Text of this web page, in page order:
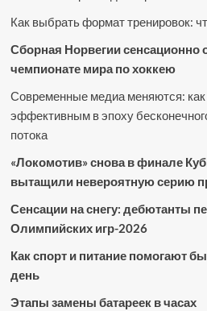
Как выбрать формат тренировок:
Сборная Норвегии
чемпионате мира по хоккею
Современные медиа меняются: как
эффективным в эпоху
потока
«Локомотив» снова в финале
вытащили невероятную серию
Сенсации на снегу: дебютанты
Олимпийских игр-2026
Как спорт и питание помогают
день
Этапы замены батареек в часах